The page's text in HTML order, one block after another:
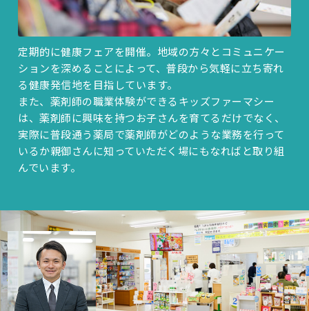
定期的に健康フェアを開催。地域の方々とコミュニケー
ションを深めることによって、普段から気軽に立ち寄れ
る健康発信地を目指しています。
また、薬剤師の職業体験ができるキッズファーマシー
は、薬剤師に興味を持つお子さんを育てるだけでなく、
実際に普段通う薬局で薬剤師がどのような業務を行って
いるか親御さんに知っていただく場にもなればと取り組
んでいます。